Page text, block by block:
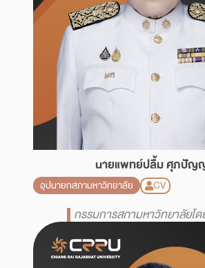
นายแพทย์ปลื้ม ศุภปัญ
อุปนายกสภามหาวิทยาลัย CV
กรรมการสภามหาวิทยาลัยโด